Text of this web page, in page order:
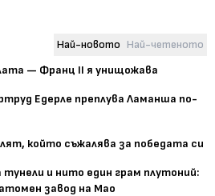
Най-новото Най-четеното
— Франц II я унищожава
Едерле преплува Ламанша по-
който съжалява за победата си
и нито един грам плутоний:
завод на Мао